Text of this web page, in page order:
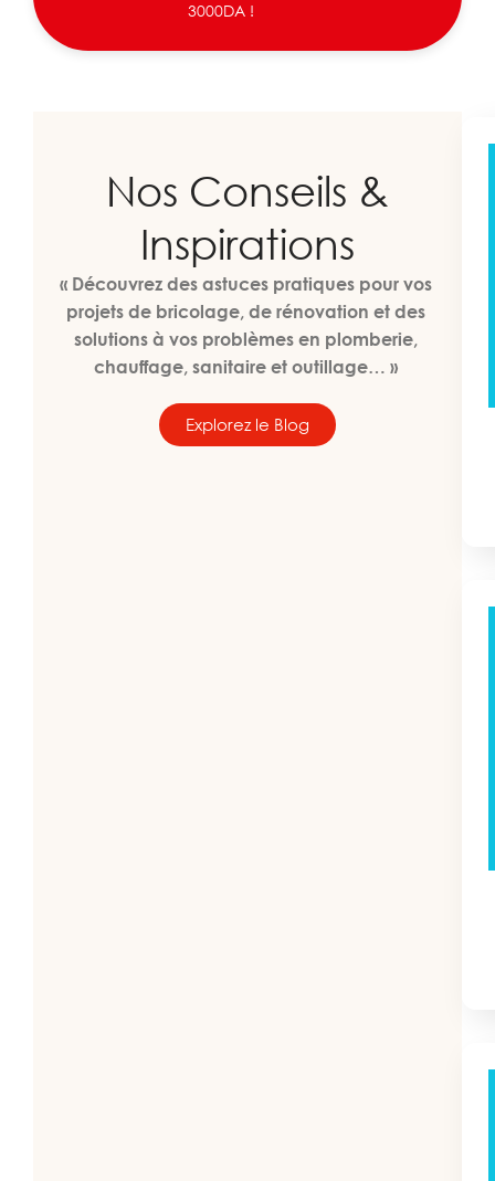
3000DA !
Nos Conseils &
Inspirations
« Découvrez des astuces pratiques pour vos
projets de bricolage, de rénovation et des
solutions à vos problèmes en plomberie,
chauffage, sanitaire et outillage… »
Explorez le Blog